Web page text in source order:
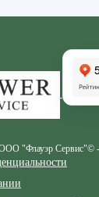
"Флауэр Сервис"© -